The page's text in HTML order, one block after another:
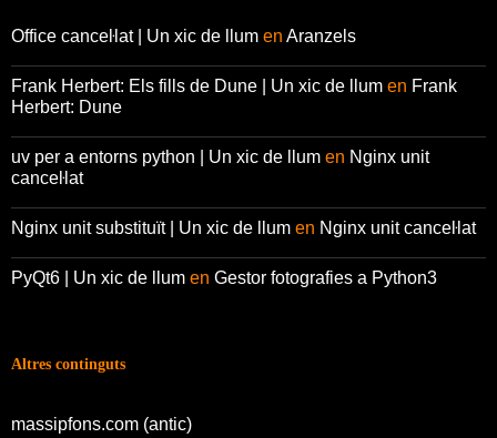
Office canceŀlat | Un xic de llum en Aranzels
Frank Herbert: Els fills de Dune | Un xic de llum en Frank
Herbert: Dune
uv per a entorns python | Un xic de llum en Nginx unit
canceŀlat
Nginx unit substituït | Un xic de llum en Nginx unit canceŀlat
PyQt6 | Un xic de llum en Gestor fotografies a Python3
Altres continguts
massipfons.com (antic)